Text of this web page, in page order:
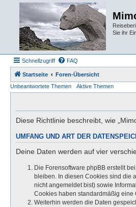
Sie ihr
Schnellzugriff FAQ
Startseite
Foren-Übersicht
Unbeantwortete Themen
Aktive Themen
Diese Richtlinie beschreibt, wie
UMFANG UND ART DER
Deine Daten werden auf vier
Die Forensoftware phpBB erstellt
bleiben. In diesen Cookies sind die
nicht angemeldet bist) sowie
Cookies haben standardmäßig eine
Weiterhin werden die Daten